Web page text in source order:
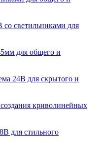
со светильниками для
для общего и
24В для скрытого и
криволинейных
для стильного